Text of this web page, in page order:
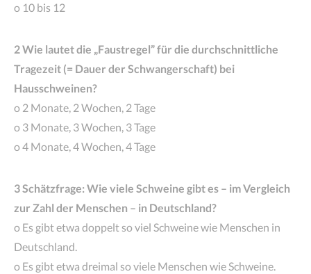
o 10 bis 12
2 Wie lautet die „Faustregel” für die durchschnittliche
Tragezeit (= Dauer der Schwangerschaft) bei
Hausschweinen?
o 2 Monate, 2 Wochen, 2 Tage
o 3 Monate, 3 Wochen, 3 Tage
o 4 Monate, 4 Wochen, 4 Tage
3 Schätzfrage: Wie viele Schweine gibt es – im Vergleich
zur Zahl der Menschen – in Deutschland?
o Es gibt etwa doppelt so viel Schweine wie Menschen in
Deutschland.
o Es gibt etwa dreimal so viele Menschen wie Schweine.